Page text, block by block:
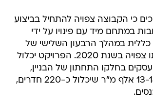
כי הקבוצה צפויה להתחיל בביצוע
במתחם מיד עם פינויו על ידי
כללית במהלך הרבעון השלישי של
השנה, השלמתו צפויה בשנת 2020. הפרויקט יכלול
בחלקו התחתון של הבניין,
בשטח של כ-13-14 אלף מ"ר שיכלול כ-220 חדרים,